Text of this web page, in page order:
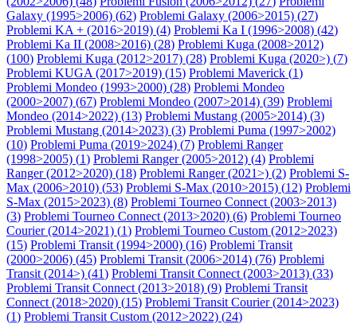
Galaxy (1995>2006) (62) Problemi Galaxy (2006>2015) (27)
Problemi KA + (2016>2019) (4) Problemi Ka I (1996>2008) (42)
Problemi Ka II (2008>2016) (28) Problemi Kuga (2008>2012)
(100) Problemi Kuga (2012>2017) (28) Problemi Kuga (2020>) (7)
Problemi KUGA (2017>2019) (15) Problemi Maverick (1)
Problemi Mondeo (1993>2000) (28) Problemi Mondeo
(2000>2007) (67) Problemi Mondeo (2007>2014) (39) Problemi
Mondeo (2014>2022) (13) Problemi Mustang (2005>2014) (3)
Problemi Mustang (2014>2023) (3) Problemi Puma (1997>2002)
(10) Problemi Puma (2019>2024) (7) Problemi Ranger
(1998>2005) (1) Problemi Ranger (2005>2012) (4) Problemi
Ranger (2012>2020) (18) Problemi Ranger (2021>) (2) Problemi S-
Max (2006>2010) (53) Problemi S-Max (2010>2015) (12) Problemi
S-Max (2015>2023) (8) Problemi Tourneo Connect (2003>2013)
(3) Problemi Tourneo Connect (2013>2020) (6) Problemi Tourneo
Courier (2014>2021) (1) Problemi Tourneo Custom (2012>2023)
(15) Problemi Transit (1994>2000) (16) Problemi Transit
(2000>2006) (45) Problemi Transit (2006>2014) (76) Problemi
Transit (2014>) (41) Problemi Transit Connect (2003>2013) (33)
Problemi Transit Connect (2013>2018) (9) Problemi Transit
Connect (2018>2020) (15) Problemi Transit Courier (2014>2023)
(1) Problemi Transit Custom (2012>2022) (24)